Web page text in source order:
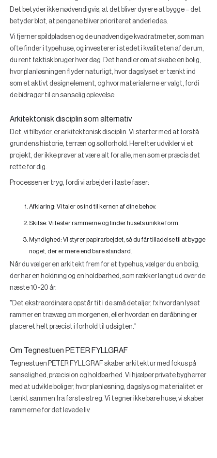
Det betyder ikke nødvendigvis, at det bliver dyrere at bygge – det
betyder blot, at pengene bliver prioriteret anderledes.
Vi fjerner spildpladsen og de unødvendige kvadratmeter, som man
ofte finder i typehuse, og investerer i stedet i kvaliteten af de rum,
du rent faktisk bruger hver dag. Det handler om at skabe en bolig,
hvor planløsningen flyder naturligt, hvor dagslyset er tænkt ind
som et aktivt designelement, og hvor materialerne er valgt, fordi
de bidrager til en sanselig oplevelse.
Arkitektonisk disciplin som alternativ
Det, vi tilbyder, er arkitektonisk disciplin. Vi starter med at forstå
grundens historie, terræn og solforhold. Herefter udvikler vi et
projekt, der ikke prøver at være alt for alle, men som er præcis det
rette for dig.
Processen er tryg, fordi vi arbejder i faste faser:
Afklaring: Vi taler os ind til kernen af dine behov.
Skitse: Vi tester rammerne og finder husets unikke form.
Myndighed: Vi styrer papirarbejdet, så du får tilladelse til at bygge
noget, der er mere end bare standard.
Når du vælger en arkitekt frem for et typehus, vælger du en bolig,
der har en holdning og en holdbarhed, som rækker langt ud over de
næste 10-20 år.
"Det ekstraordinære opstår tit i de små detaljer, fx hvordan lyset
rammer en trævæg om morgenen, eller hvordan en døråbning er
placeret helt præcist i forhold til udsigten."
Om Tegnestuen PETER FYLLGRAF
Tegnestuen PETER FYLLGRAF skaber arkitektur med fokus på
sanselighed, præcision og holdbarhed. Vi hjælper private bygherrer
med at udvikle boliger, hvor planløsning, dagslys og materialitet er
tænkt sammen fra første streg. Vi tegner ikke bare huse; vi skaber
rammerne for det levede liv.